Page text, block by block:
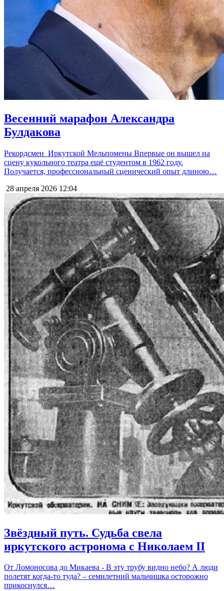
Весенний марафон Александра
Булдакова
Рекордсмен Иркутской Мельпомены Впервые он вышел на
сцену кукольного театра ещё студентом в 1962 году.
Получается, профессиональный сценический опыт длиною…
28 апреля 2026 12:04
Звёздный путь. Судьба свела
иркутского астронома с Николаем II
От Ломоносова до Микаева - В эту трубу видно небо? А люди
полетят когда-то туда? – семилетний мальчишка осторожно
прикоснулся…